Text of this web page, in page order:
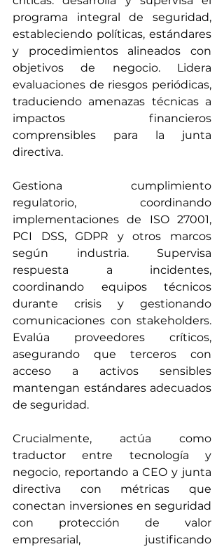
programa integral de seguridad,
estableciendo políticas, estándares
y procedimientos alineados con
objetivos de negocio. Lidera
evaluaciones de riesgos periódicas,
traduciendo amenazas técnicas a
impactos financieros
comprensibles para la junta
directiva.
Gestiona cumplimiento
regulatorio, coordinando
implementaciones de ISO 27001,
PCI DSS, GDPR y otros marcos
según industria. Supervisa
respuesta a incidentes,
coordinando equipos técnicos
durante crisis y gestionando
comunicaciones con stakeholders.
Evalúa proveedores críticos,
asegurando que terceros con
acceso a activos sensibles
mantengan estándares adecuados
de seguridad.
Crucialmente, actúa como
traductor entre tecnología y
negocio, reportando a CEO y junta
directiva con métricas que
conectan inversiones en seguridad
con protección de valor
empresarial, justificando